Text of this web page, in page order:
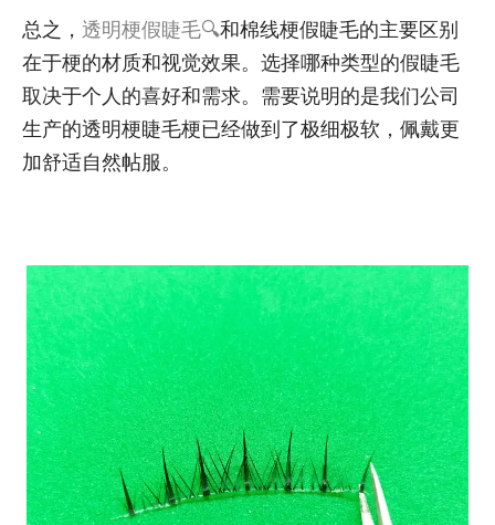
总之， 透明梗假睫毛
和棉线梗假睫毛的主要区别
在于梗的材质和视觉效果。选择哪种类型的假睫毛
取决于个人的喜好和需求。需要说明的是我们公司
生产的透明梗睫毛梗已经做到了极细极软，佩戴更
加舒适自然帖服。